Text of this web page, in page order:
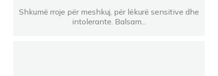
Shkumë rroje për meshkuj, për lëkurë sensitive dhe
intolerante. Balsam...